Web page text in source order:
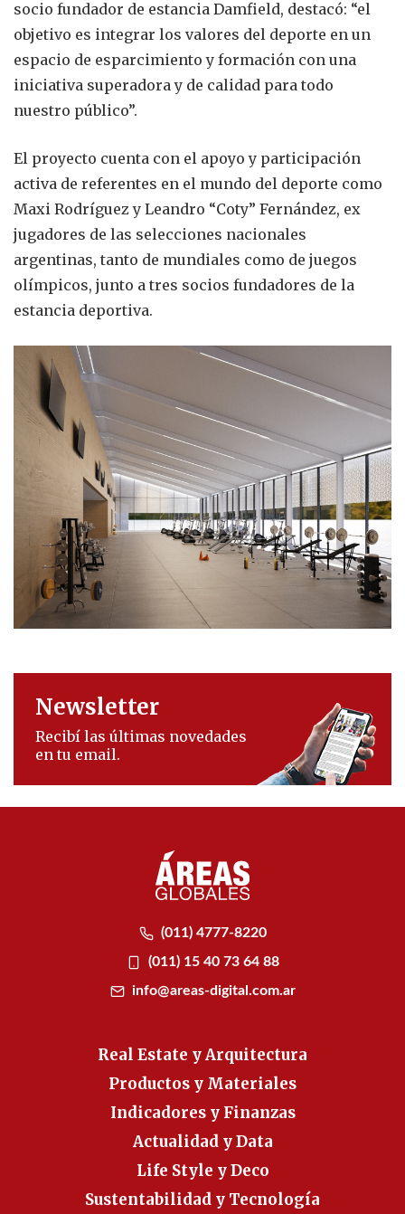
socio fundador de estancia Damfield, destacó: “el
objetivo es integrar los valores del deporte en un
espacio de esparcimiento y formación con una
iniciativa superadora y de calidad para todo
nuestro público”.
El proyecto cuenta con el apoyo y participación
activa de referentes en el mundo del deporte como
Maxi Rodríguez y Leandro “Coty” Fernández, ex
jugadores de las selecciones nacionales
argentinas, tanto de mundiales como de juegos
olímpicos, junto a tres socios fundadores de la
estancia deportiva.
Newsletter
Recibí las últimas novedades
en tu email.
(011) 4777-8220
(011) 15 40 73 64 88
info@areas-digital.com.ar
Real Estate y Arquitectura
Productos y Materiales
Indicadores y Finanzas
Actualidad y Data
Life Style y Deco
Sustentabilidad y Tecnología